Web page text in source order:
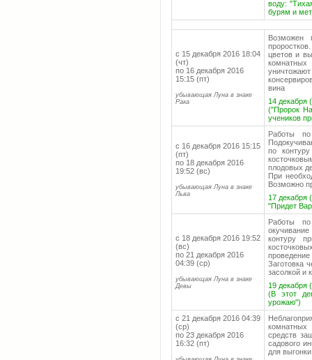
воду:
бурям и
с 15 декабря 2016 18:04
(чт)
по 16 декабря 2016
15:15 (пт)
убывающая Луна в знаке
Рака
Возможен
цветов и
вина
14 декабря
("Пророк
учеников
с 16 декабря 2016 15:15
(пт)
по 18 декабря 2016
19:52 (вс)
убывающая Луна в знаке
Льва
Работы по
по
плодовых
При
Возможно
17 декабря
"Придет
с 18 декабря 2016 19:52
(вс)
по 21 декабря 2016
04:39 (ср)
убывающая Луна в знаке
Девы
Работы по
контуру
Заготовка
засолкой и
19 декабря
(В этот
урожаю")
с 21 декабря 2016 04:39
(ср)
по 23 декабря 2016
16:32 (пт)
комнатных
средств
садового
для